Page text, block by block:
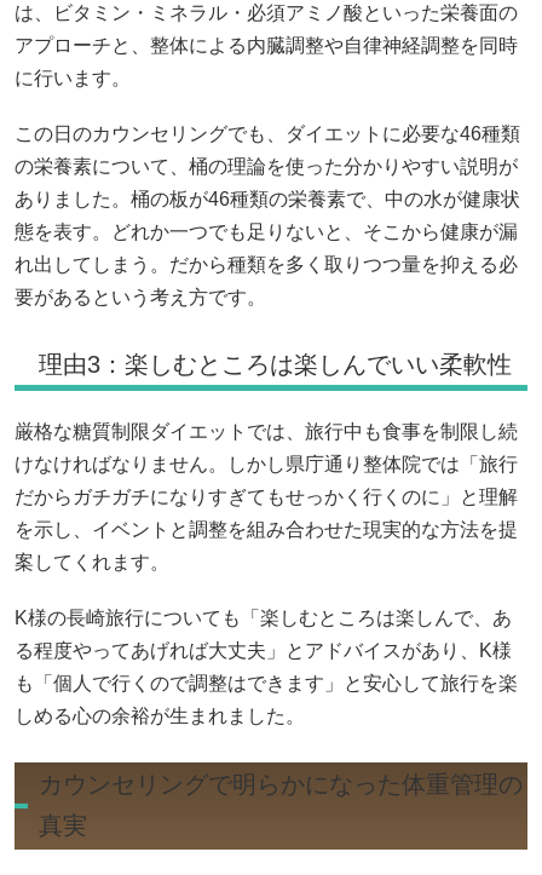
は、ビタミン・ミネラル・必須アミノ酸といった栄養面の
アプローチと、整体による内臓調整や自律神経調整を同時
に行います。
この日のカウンセリングでも、ダイエットに必要な46種類
の栄養素について、桶の理論を使った分かりやすい説明が
ありました。桶の板が46種類の栄養素で、中の水が健康状
態を表す。どれか一つでも足りないと、そこから健康が漏
れ出してしまう。だから種類を多く取りつつ量を抑える必
要があるという考え方です。
理由3：楽しむところは楽しんでいい柔軟性
厳格な糖質制限ダイエットでは、旅行中も食事を制限し続
けなければなりません。しかし県庁通り整体院では「旅行
だからガチガチになりすぎてもせっかく行くのに」と理解
を示し、イベントと調整を組み合わせた現実的な方法を提
案してくれます。
K様の長崎旅行についても「楽しむところは楽しんで、あ
る程度やってあげれば大丈夫」とアドバイスがあり、K様
も「個人で行くので調整はできます」と安心して旅行を楽
しめる心の余裕が生まれました。
カウンセリングで明らかになった体重管理の
真実